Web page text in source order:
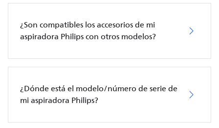
¿Son compatibles los accesorios de mi
aspiradora Philips con otros modelos?
¿Dónde está el modelo/número de serie de
mi aspiradora Philips?